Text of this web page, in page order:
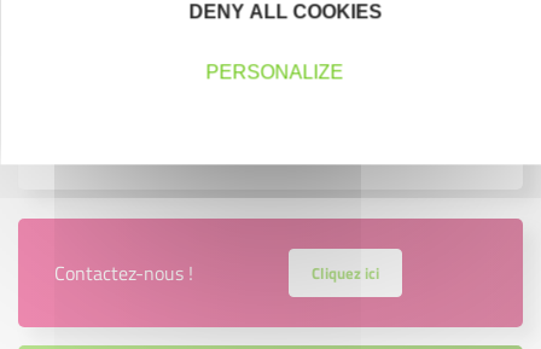
créer son entreprise !
Contactez-nous ! Cliquez ici
DENY ALL COOKIES
PERSONALIZE